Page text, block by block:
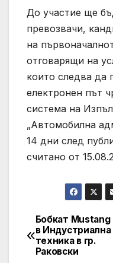
До участие ще
превозвачи,
на
отговарящи на
които следва да
електронен път
система на
„Автомобилна
14 дни след
считано от
Post
navigation
Бобкат Mustang
в Индустриална
техника в гр.
Раковски